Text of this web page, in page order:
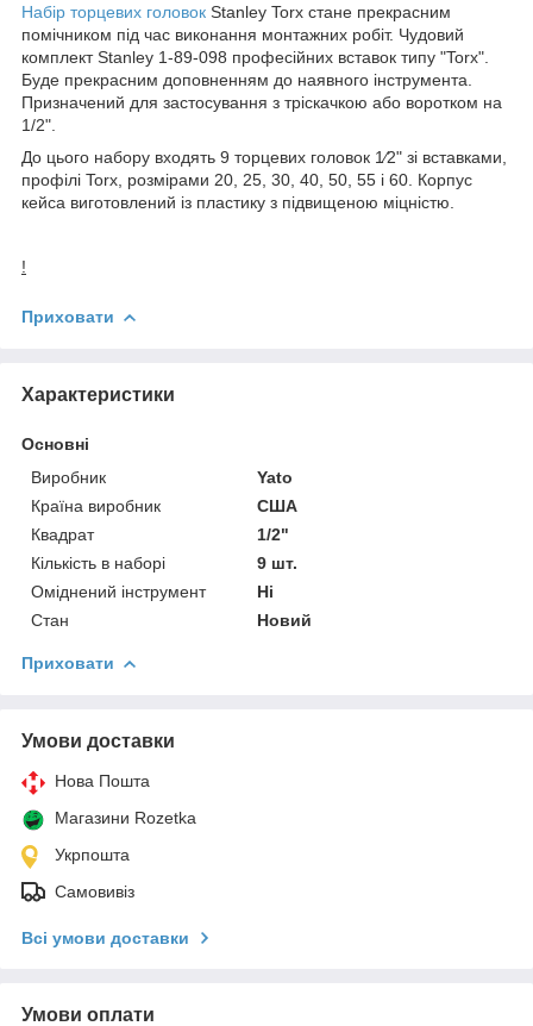
Набір торцевих головок Stanley Torx стане прекрасним
помічником під час виконання монтажних робіт. Чудовий
комплект Stanley 1-89-098 професійних вставок типу "Torx".
Буде прекрасним доповненням до наявного інструмента.
Призначений для застосування з тріскачкою або воротком на
1/2".
До цього набору входять 9 торцевих головок 1⁄2" зі вставками,
профілі Torx, розмірами 20, 25, 30, 40, 50, 55 і 60. Корпус
кейса виготовлений із пластику з підвищеною міцністю.
!
Приховати
Характеристики
Основні
Виробник
Yato
Країна виробник
США
Квадрат
1/2"
Кількість в наборі
9 шт.
Оміднений інструмент
Ні
Стан
Новий
Приховати
Умови доставки
Нова Пошта
Магазини Rozetka
Укрпошта
Самовивіз
Всі умови доставки
Умови оплати